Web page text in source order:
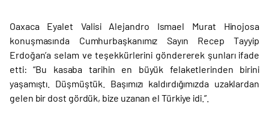
Oaxaca Eyalet Valisi Alejandro Ismael Murat Hinojosa
konuşmasında Cumhurbaşkanımız Sayın Recep Tayyip
Erdoğan’a selam ve teşekkürlerini göndererek şunları ifade
etti: “Bu kasaba tarihin en büyük felaketlerinden birini
yaşamıştı. Düşmüştük. Başımızı kaldırdığımızda uzaklardan
gelen bir dost gördük, bize uzanan el Türkiye idi.”.